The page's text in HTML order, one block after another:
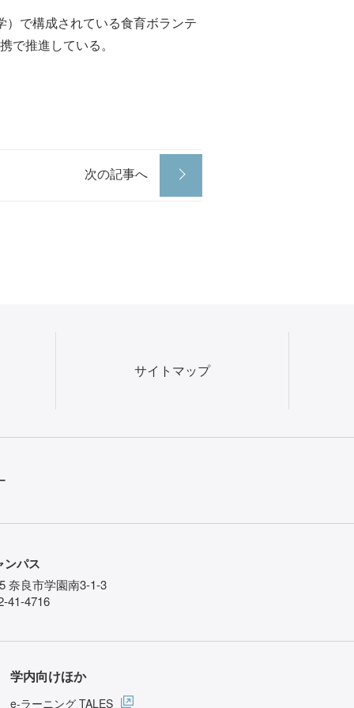
で構成されている食育ボランテ
推進している。
次の記事へ
サイトマップ
ンパス
奈良市学園南3-1-3
41-4716
学内向けほか
e-ラーニング TALES